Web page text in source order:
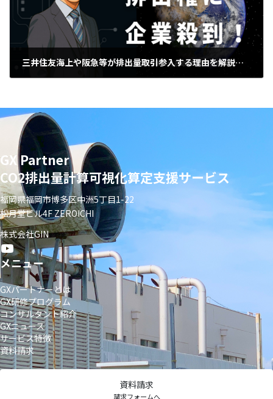
三井住友海上や阪急等が排出量取引参入する理由を解説 【脱炭素GXチャンネル】
GX Partner
CO2排出量計算可視化算定支援サービス
福岡県福岡市博多区中洲5丁目1-22
松月堂ビル4F ZEROICHI
株式会社GIN
メニュー
GXパートナーとは
GX研修プログラム
コンサルタント紹介
GXニュース
サービス特徴
資料請求
資料請求
請求フォームへ